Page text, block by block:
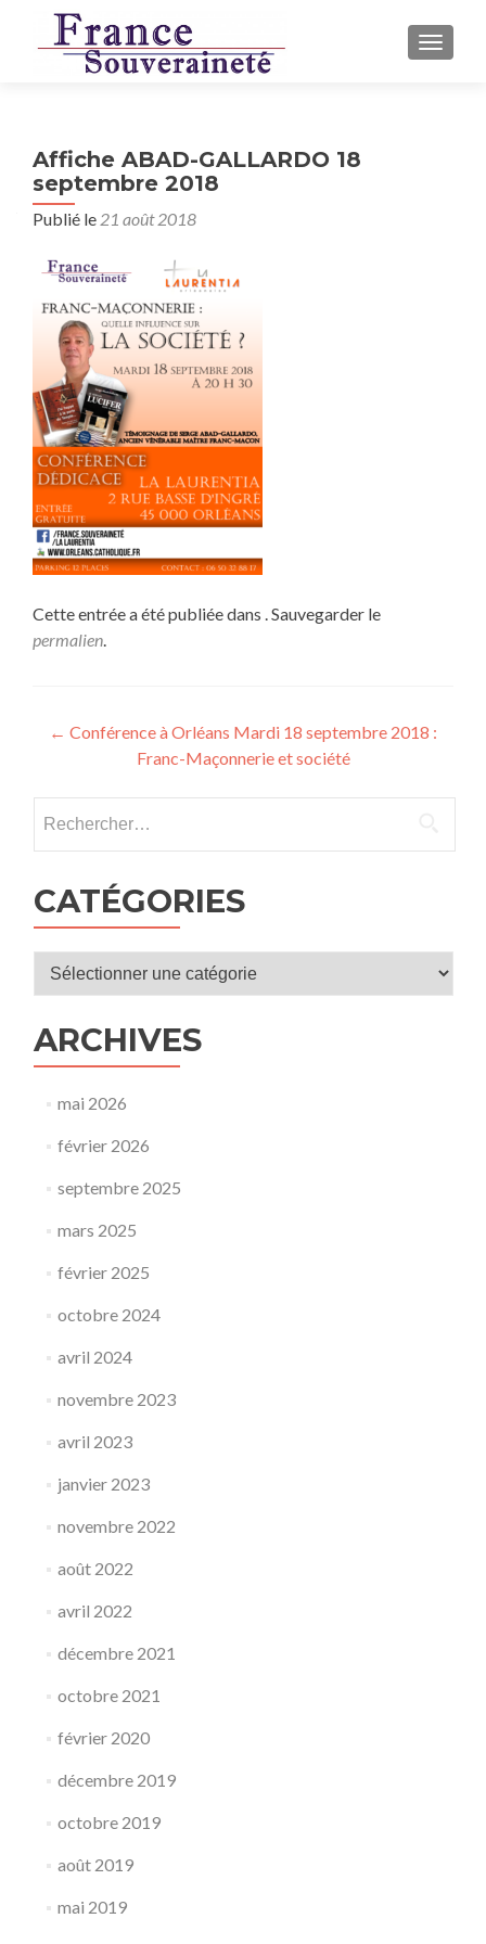
Affiche ABAD-GALLARDO 18
septembre 2018
Publié le 21 août 2018
Cette entrée a été publiée dans . Sauvegarder le
permalien.
Navigation
l’article
← Conférence à Orléans Mardi 18 septembre 2018 :
Franc-Maçonnerie et société
CATÉGORIES
Catégories
ARCHIVES
mai 2026
février 2026
septembre 2025
mars 2025
février 2025
octobre 2024
avril 2024
novembre 2023
avril 2023
janvier 2023
novembre 2022
août 2022
avril 2022
décembre 2021
octobre 2021
février 2020
décembre 2019
octobre 2019
août 2019
mai 2019